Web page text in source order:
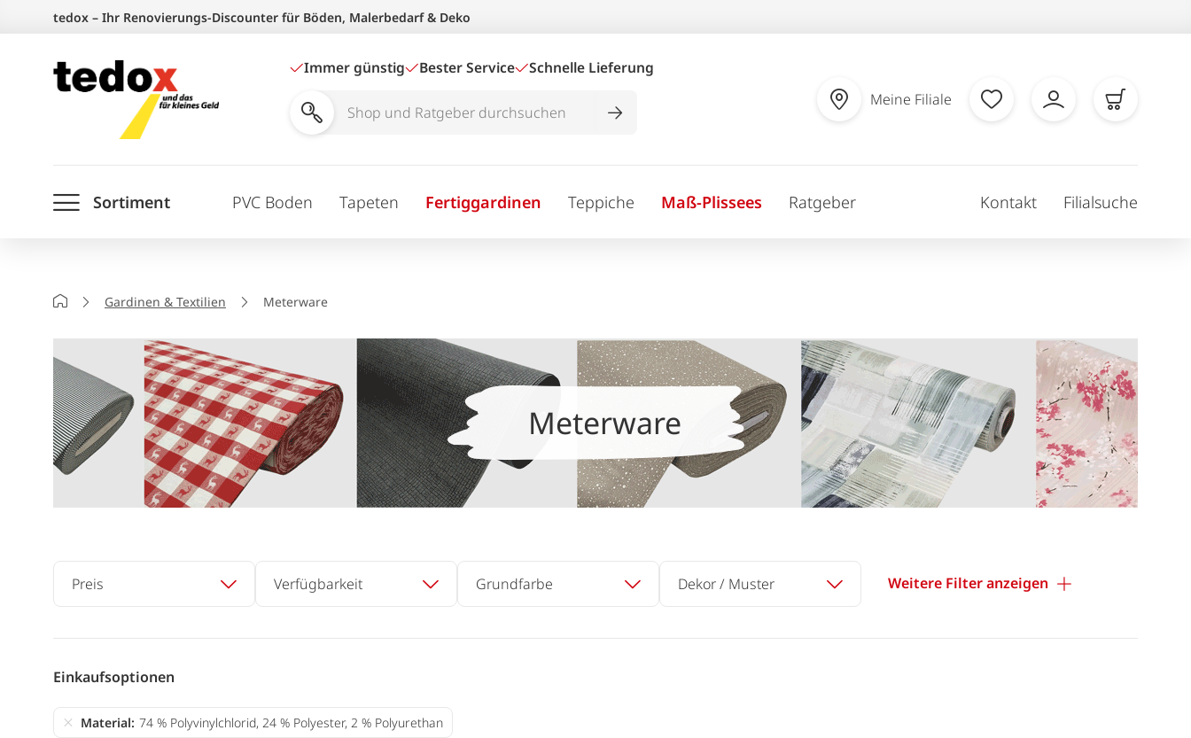
springen
tedox – Ihr Renovierungs-Discounter für Böden, Malerbedarf & Deko
Immer günstig Bester Service Schnelle Lieferung
Shop
durchsuchen
Meine Filiale
Sortiment PVC Boden Tapeten Fertiggardinen Teppiche Maß-Plissees Ratgeber Kontakt Filialsuche
StartseiteGardinen & Textilien Meterware
Meterware
Preis Verfügbarkeit Grundfarbe Dekor / Muster Weitere Filter anzeigen
Einkaufsoptionen
Material 74 % Polyvinylchlorid, 24 % Polyester, 2 % Polyurethan